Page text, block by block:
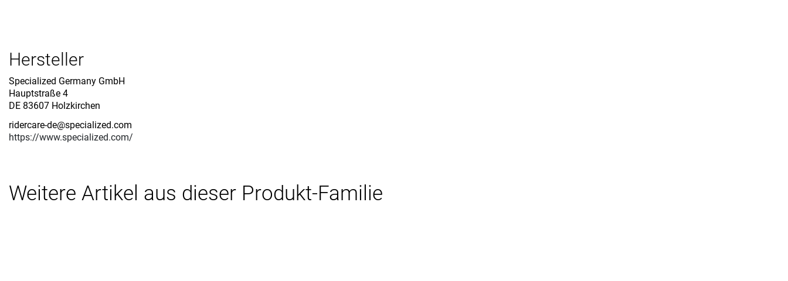
Hersteller
Specialized Germany GmbH
Hauptstraße 4
DE 83607 Holzkirchen
ridercare-de@specialized.com
https://www.specialized.com/
Weitere Artikel aus dieser Produkt-Familie